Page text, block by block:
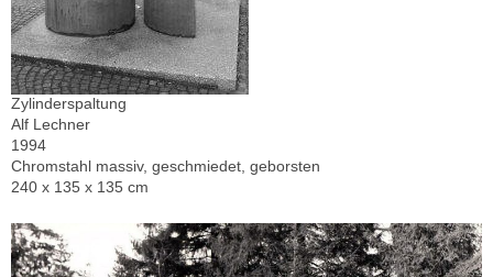
Zylinderspaltung
Alf Lechner
1994
Chromstahl massiv, geschmiedet, geborsten
240 x 135 x 135 cm